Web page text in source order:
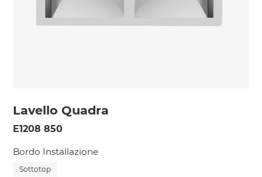
Lavello Quadra
E1208 850
Bordo Installazione
Sottotop